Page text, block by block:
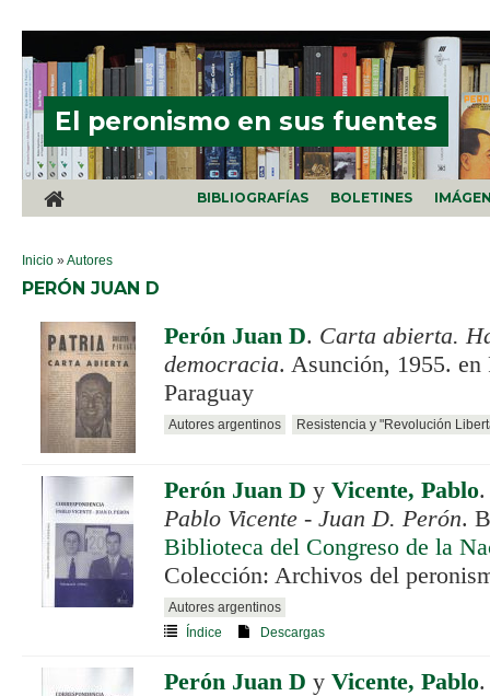
El peronismo en sus fuentes
BIBLIOGRAFÍAS BOLETINES
SE ENCUENTRA USTED AQUÍ
Inicio »Autores
PERÓN JUAN D
Perón Juan D. Carta abierta.
democracia. Asunción, 1955.
Paraguay
Autores argentinos Resistencia y "Revolución
Perón Juan D y Vicente, Pablo
Pablo Vicente - Juan D. Perón.
Biblioteca del Congreso de la
Colección: Archivos del
Autores argentinos
Índice
Descargas
Perón Juan D y Vicente, Pablo